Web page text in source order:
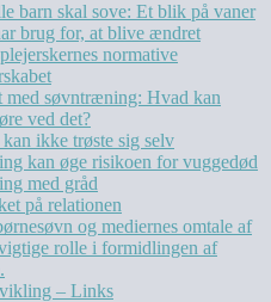
barn skal sove: Et blik på vaner
brug for, at blive ændret
normative
med søvntræning: Hvad kan
ved det?
ikke trøste sig selv
kan øge risikoen for vuggedød
med gråd
på relationen
og mediernes omtale af
rolle i formidlingen af
– Links